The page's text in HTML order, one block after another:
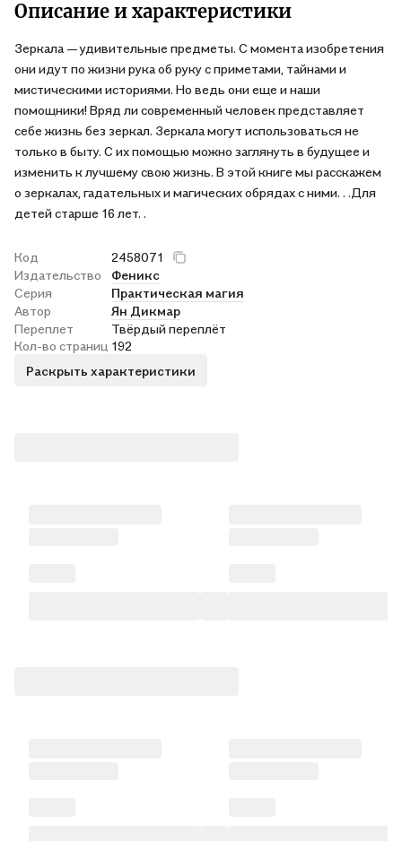
Описание и характеристики
Зеркала — удивительные предметы. С момента изобретения
они идут по жизни рука об руку с приметами, тайнами и
мистическими историями. Но ведь они еще и наши
помощники! Вряд ли современный человек представляет
себе жизнь без зеркал. Зеркала могут использоваться не
только в быту. С их помощью можно заглянуть в будущее и
изменить к лучшему свою жизнь. В этой книге мы расскажем
о зеркалах, гадательных и магических обрядах с ними. . .Для
детей старше 16 лет. .
Код
2458071
Издательство
Феникс
Серия
Практическая магия
Автор
Ян Дикмар
Переплет
Твёрдый переплёт
Кол-во страниц 192
Раскрыть характеристики